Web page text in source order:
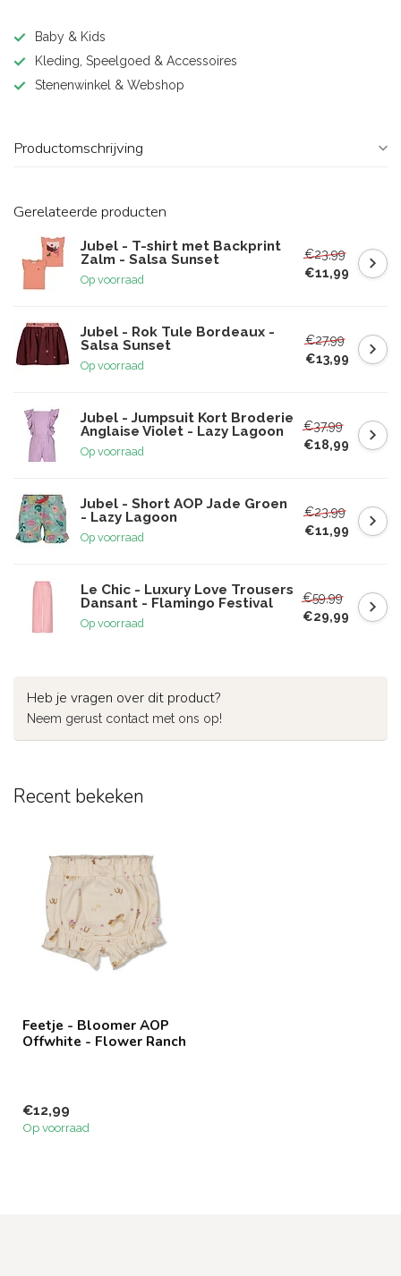
Baby & Kids
Kleding, Speelgoed & Accessoires
Stenenwinkel & Webshop
Productomschrijving
Gerelateerde producten
Jubel - T-shirt met Backprint
Zalm - Salsa Sunset
Op voorraad
€23,99
€11,99
Jubel - Rok Tule Bordeaux -
Salsa Sunset
Op voorraad
€27,99
€13,99
Jubel - Jumpsuit Kort Broderie
Anglaise Violet - Lazy Lagoon
Op voorraad
€37,99
€18,99
Jubel - Short AOP Jade Groen
- Lazy Lagoon
Op voorraad
€23,99
€11,99
Le Chic - Luxury Love Trousers
Dansant - Flamingo Festival
Op voorraad
€59,99
€29,99
Heb je vragen over dit product?
Neem gerust contact met ons op!
Recent bekeken
Feetje - Bloomer AOP
Offwhite - Flower Ranch
€12,99
Op voorraad